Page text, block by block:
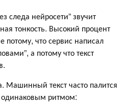
следа нейросети” звучит
тонкость. Высокий процент
потому, что сервис написал
а потому что текст
Машинный текст часто палится
ритмом: